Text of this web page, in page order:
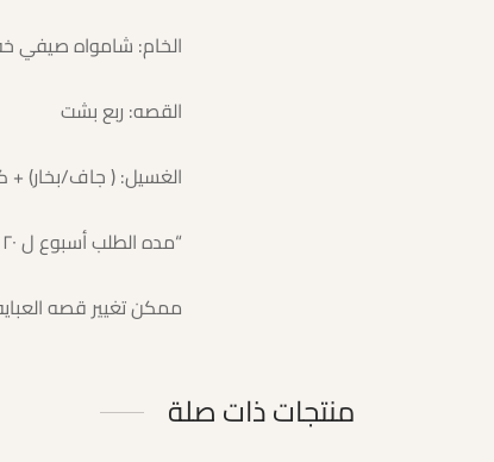
الخام: شامواه صيفي
القصه: ربع بشت
الغسيل: ( جاف/بخار) +
“مده الطلب أسبوع ل ٢٠ يوم عمل ( ممكن اقل أو اكثر )”.
ممكن تغيير قصه
منتجات ذات صلة